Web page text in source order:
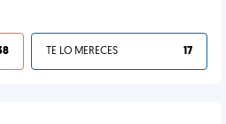
TE LO MERECES 17